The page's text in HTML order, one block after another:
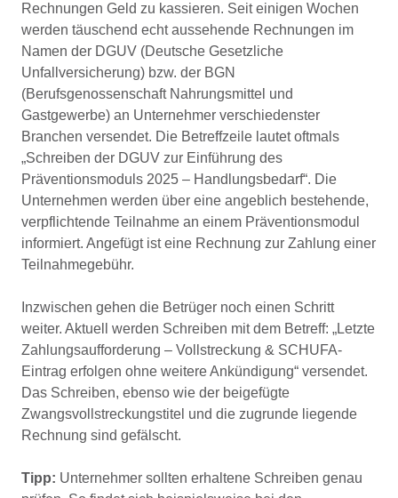
Rechnungen Geld zu kassieren. Seit einigen Wochen
werden täuschend echt aussehende Rechnungen im
Namen der DGUV (Deutsche Gesetzliche
Unfallversicherung) bzw. der BGN
(Berufsgenossenschaft Nahrungsmittel und
Gastgewerbe) an Unternehmer verschiedenster
Branchen versendet. Die Betreffzeile lautet oftmals
„Schreiben der DGUV zur Einführung des
Präventionsmoduls 2025 – Handlungsbedarf“. Die
Unternehmen werden über eine angeblich bestehende,
verpflichtende Teilnahme an einem Präventionsmodul
informiert. Angefügt ist eine Rechnung zur Zahlung einer
Teilnahmegebühr.
Inzwischen gehen die Betrüger noch einen Schritt
weiter. Aktuell werden Schreiben mit dem Betreff: „Letzte
Zahlungsaufforderung – Vollstreckung & SCHUFA-
Eintrag erfolgen ohne weitere Ankündigung“ versendet.
Das Schreiben, ebenso wie der beigefügte
Zwangsvollstreckungstitel und die zugrunde liegende
Rechnung sind gefälscht.
Tipp: Unternehmer sollten erhaltene Schreiben genau